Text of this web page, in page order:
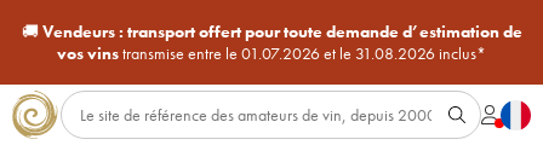
🚚Vendeurs : transport offert pour toute demande d’estimation de
vos vinstransmise entre le 01.07.2026 et le 31.08.2026 inclus*